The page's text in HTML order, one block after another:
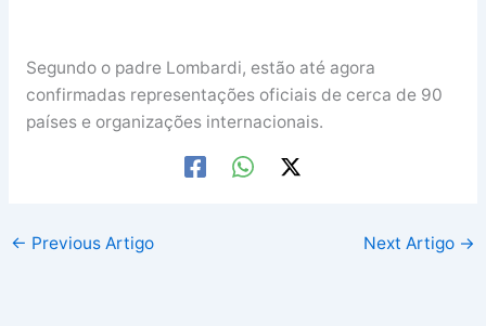
Segundo o padre Lombardi, estão até agora
confirmadas representações oficiais de cerca de 90
países e organizações internacionais.
← Previous Artigo Next Artigo →